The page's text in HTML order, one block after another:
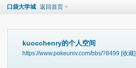
口袋大学城 返回首页
kuocchenry的个人空间
https://www.pokeuniv.com/bbs/?8499 [收藏]